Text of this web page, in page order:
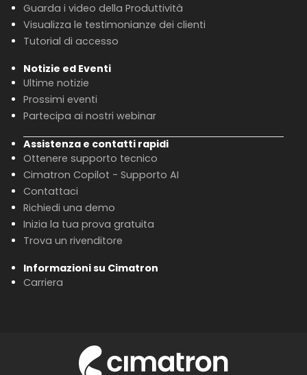
Guarda i video della Produttività
Visualizza le testimonianze dei clienti
Tutorial di accesso
Notizie ed Eventi
Ultime notizie
Prossimi eventi
Partecipa ai nostri webinar
Assistenza e contatti rapidi
Ottenere supporto tecnico
Cimatron Copilot - Supporto AI
Contattaci
Richiedi una demo
Inizia la tua prova gratuita
Trova un rivenditore
Informazioni su Cimatron
Carriera